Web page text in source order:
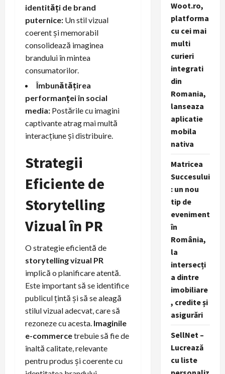
identități de brand
puternice: Un stil vizual
coerent și memorabil
consolidează imaginea
brandului în mintea
consumatorilor.
Îmbunătățirea
performanței în social
media: Postările cu imagini
captivante atrag mai multă
interacțiune și distribuire.
Strategii
Eficiente de
Storytelling
Vizual în PR
O strategie eficientă de
storytelling vizual PR
implică o planificare atentă.
Este important să se identifice
publicul țintă și să se aleagă
stilul vizual adecvat, care să
rezoneze cu acesta. Imaginile
e-commercetrebuie să fie de
înaltă calitate, relevante
pentru produs și coerente cu
Woot.ro,
platforma
cu cei mai
multi
curieri
integrati
din
Romania,
lanseaza
aplicatie
mobila
nativa
Matricea
Succesului
: un nou
tip de
eveniment
în
România,
la
intersecți
a dintre
imobiliare
, credite și
asigurări
SellNet –
Lucrează
cu liste